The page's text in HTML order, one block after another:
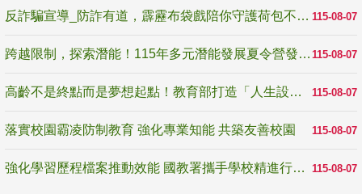
115-08-07
反詐騙宣導_防詐有道，霹靂布袋戲陪你守護荷包不受騙
115-08-07
跨越限制，探索潛能！115年多元潛能發展夏令營發掘生命無限可能
115-08-07
高齡不是終點而是夢想起點！教育部打造「人生設計夢工場」 參展第3屆高齡健康產業博覽會
115-08-07
落實校園霸凌防制教育 強化專業知能 共築友善校園
115-08-07
強化學習歷程檔案推動效能 國教署攜手學校精進行政與教學支持